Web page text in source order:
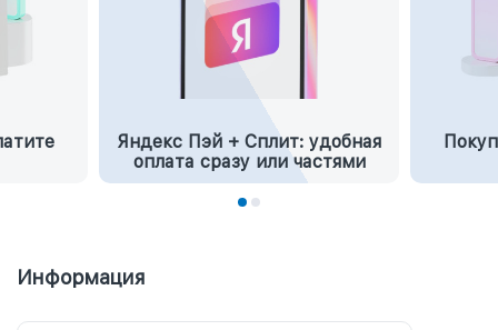
Яндекс Пэй + Сплит: удобная
оплата сразу или частями
Информация